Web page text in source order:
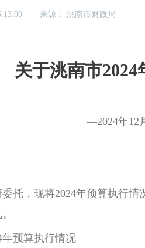
来源：洮南市财政局
关于洮南市
—2024年12
，现将2024年预算执行情
预算执行情况